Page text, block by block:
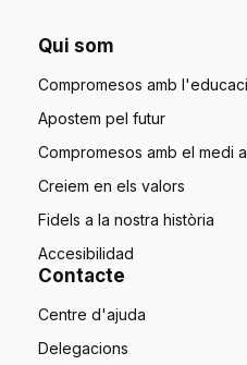
Qui som
Compromesos amb
Apostem pel futur
Compromesos amb el medi
Creiem en els valors
Fidels a la nostra història
Accesibilidad
Contacte
Centre d'ajuda
Delegacions